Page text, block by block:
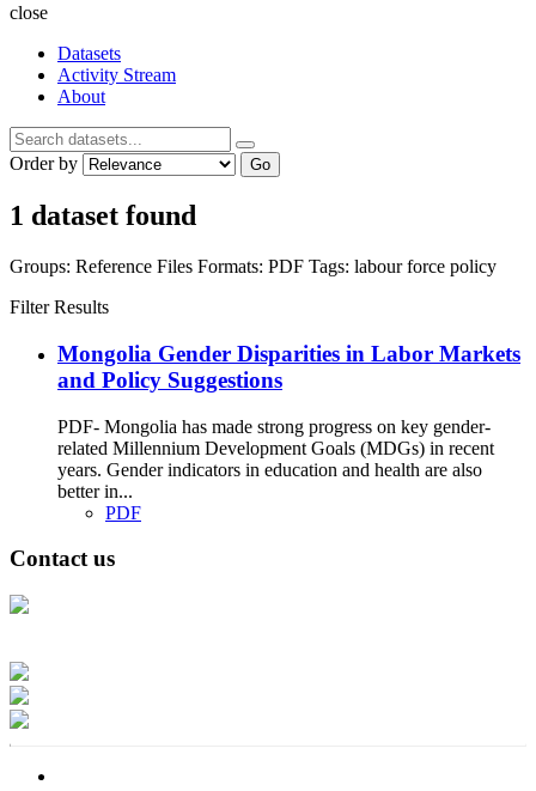
close
Datasets
Activity Stream
About
Order by Go
1 dataset found
Groups: Reference Files Formats: PDF Tags: labour force policy
Filter Results
Mongolia Gender Disparities in Labor Markets
and Policy Suggestions
PDF- Mongolia has made strong progress on key gender-
related Millennium Development Goals (MDGs) in recent
years. Gender indicators in education and health are also
better in...
PDF
Contact us